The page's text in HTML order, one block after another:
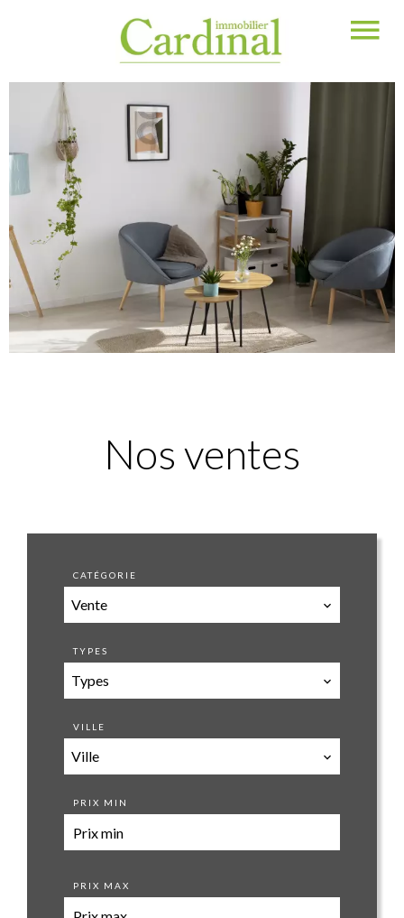
Nos ventes
CATÉGORIE
Vente
TYPES
Types
VILLE
Ville
PRIX MIN
PRIX MAX